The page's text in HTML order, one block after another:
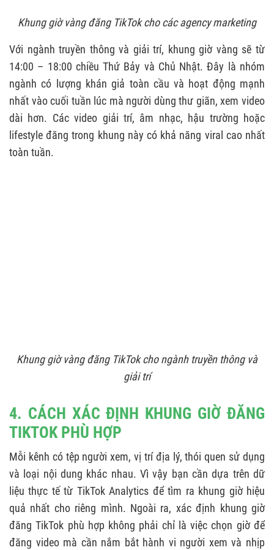
Khung giờ vàng đăng TikTok cho các agency marketing
Với ngành truyền thông và giải trí, khung giờ vàng sẽ từ
14:00 – 18:00 chiều Thứ Bảy và Chủ Nhật. Đây là nhóm
ngành có lượng khán giả toàn cầu và hoạt động mạnh
nhất vào cuối tuần lúc mà người dùng thư giãn, xem video
dài hơn. Các video giải trí, âm nhạc, hậu trường hoặc
lifestyle đăng trong khung này có khả năng viral cao nhất
toàn tuần.
Khung giờ vàng đăng TikTok cho ngành truyền thông và
giải trí
4. CÁCH XÁC ĐỊNH KHUNG GIỜ ĐĂNG
TIKTOK PHÙ HỢP
Mỗi kênh có tệp người xem, vị trí địa lý, thói quen sử dụng
và loại nội dung khác nhau. Vì vậy bạn cần dựa trên dữ
liệu thực tế từ TikTok Analytics để tìm ra khung giờ hiệu
quả nhất cho riêng mình. Ngoài ra, xác định khung giờ
đăng TikTok phù hợp không phải chỉ là việc chọn giờ để
đăng video mà cần nắm bắt hành vi người xem và nhịp